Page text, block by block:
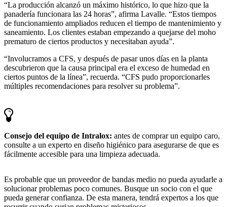
“La producción alcanzó un máximo histórico, lo que hizo que la
panadería funcionara las 24 horas”, afirma Lavalle. “Estos tiempos
de funcionamiento ampliados reducen el tiempo de mantenimiento y
saneamiento. Los clientes estaban empezando a quejarse del moho
prematuro de ciertos productos y necesitaban ayuda”.
“Involucramos a CFS, y después de pasar unos días en la planta
descubrieron que la causa principal era el exceso de humedad en
ciertos puntos de la línea”, recuerda. “CFS pudo proporcionarles
múltiples recomendaciones para resolver su problema”.
Consejo del equipo de Intralox: antes de comprar un equipo caro,
consulte a un experto en diseño higiénico para asegurarse de que es
fácilmente accesible para una limpieza adecuada.
Es probable que un proveedor de bandas medio no pueda ayudarle a
solucionar problemas poco comunes. Busque un socio con el que
pueda generar confianza. De esta manera, tendrá expertos a los que